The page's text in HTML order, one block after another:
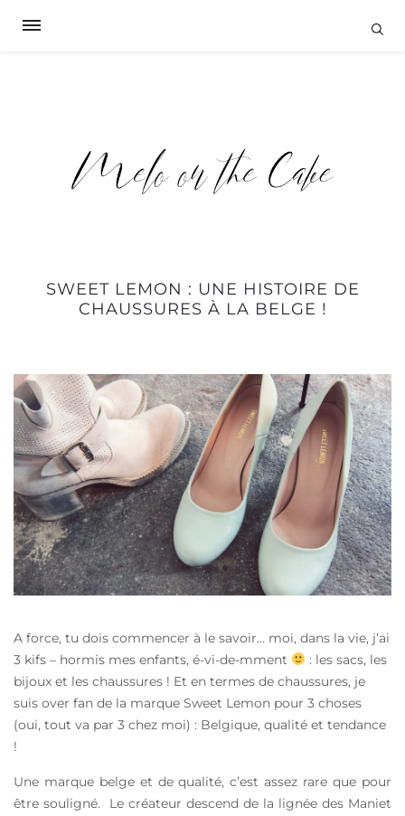
SWEET LEMON : UNE HISTOIRE DE
CHAUSSURES À LA BELGE !
A force, tu dois commencer à le savoir… moi, dans la vie, j’ai
3 kifs – hormis mes enfants, é-vi-de-mment
: les sacs, les
bijoux et les chaussures ! Et en termes de chaussures, je
suis over fan de la marque Sweet Lemon pour 3 choses
(oui, tout va par 3 chez moi) : Belgique, qualité et tendance
!
Une marque belge et de qualité, c’est assez rare que pour
être souligné. Le créateur descend de la lignée des Maniet